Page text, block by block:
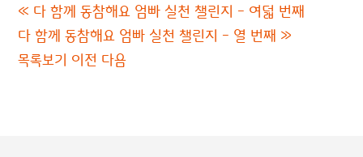
« 다 함께 동참해요 엄빠 실천 챌린지 - 여덟 번째
다 함께 동참해요 엄빠 실천 챌린지 - 열 번째 »
목록보기 이전 다음